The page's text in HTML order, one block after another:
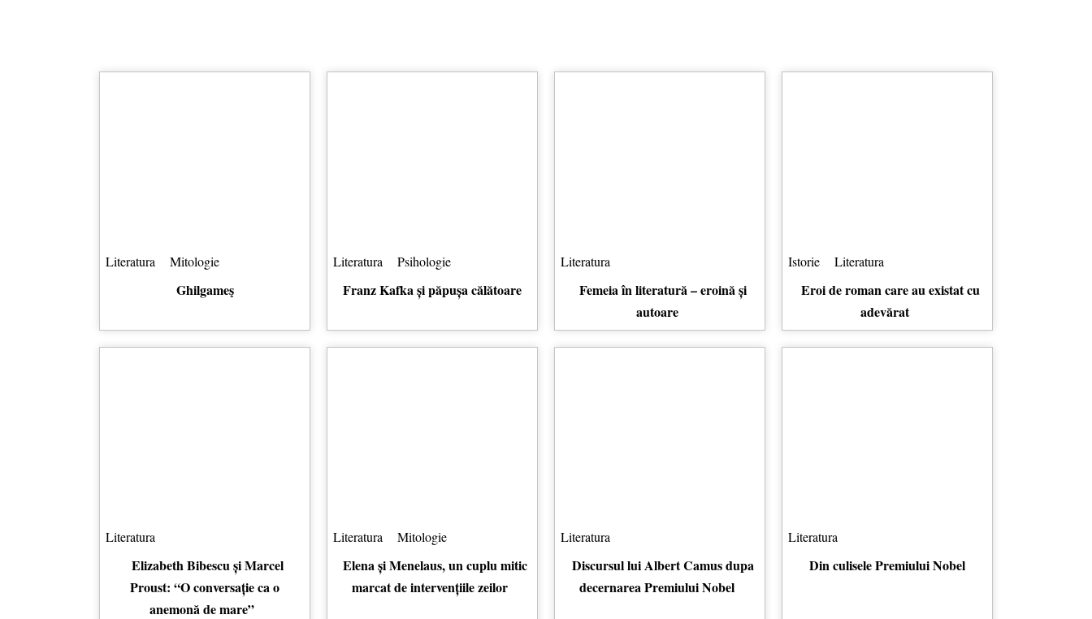
Literatura Mitologie
Ghilgameş
Literatura Psihologie
Franz Kafka și păpușa călătoare
Literatura
Femeia în literatură – eroină și
autoare
Istorie Literatura
Eroi de roman care au existat cu
adevărat
Literatura
Elizabeth Bibescu și Marcel
Proust: “O conversație ca o
anemonă de mare”
Literatura Mitologie
Elena și Menelaus, un cuplu mitic
marcat de intervențiile zeilor
Literatura
Discursul lui Albert Camus dupa
decernarea Premiului Nobel
Literatura
Din culisele Premiului Nobel